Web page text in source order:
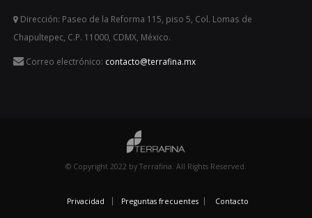
Dirección: Paseo de la Reforma 115, piso 5, Col. Lomas de
Chapultepec, C.P. 11000, CDMX, México.
Correo electrónico: contacto@terrafina.mx
© Copyright 2022 by Terrafina. All Rights Reserved.
Privacidad Preguntas frecuentes Contacto